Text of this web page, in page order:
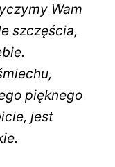
Wam
szczęścia,
pięknego
jest